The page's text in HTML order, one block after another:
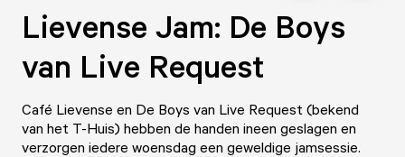
Lievense Jam: De Boys
van Live Request
Café Lievense en De Boys van Live Request (bekend
van het T-Huis) hebben de handen ineen geslagen en
verzorgen iedere woensdag een geweldige jamsessie.